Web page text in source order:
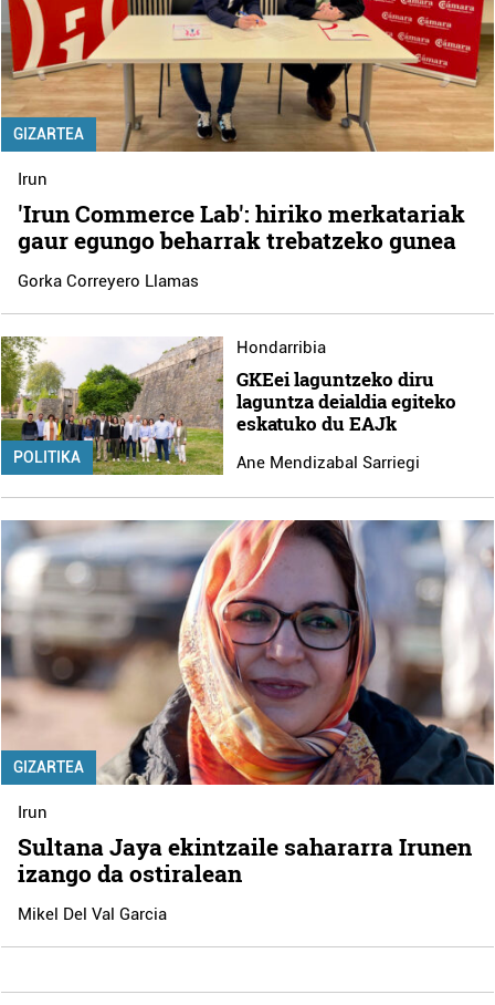
GIZARTEA
Irun
'Irun Commerce Lab': hiriko merkatariak
gaur egungo beharrak trebatzeko gunea
Gorka Correyero Llamas
POLITIKA
Hondarribia
GKEei laguntzeko diru
laguntza deialdia egiteko
eskatuko du EAJk
Ane Mendizabal Sarriegi
GIZARTEA
Irun
Sultana Jaya ekintzaile sahararra Irunen
izango da ostiralean
Mikel Del Val Garcia